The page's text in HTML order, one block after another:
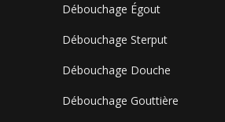
Débouchage Égout
Débouchage Sterput
Débouchage Douche
Débouchage Gouttière